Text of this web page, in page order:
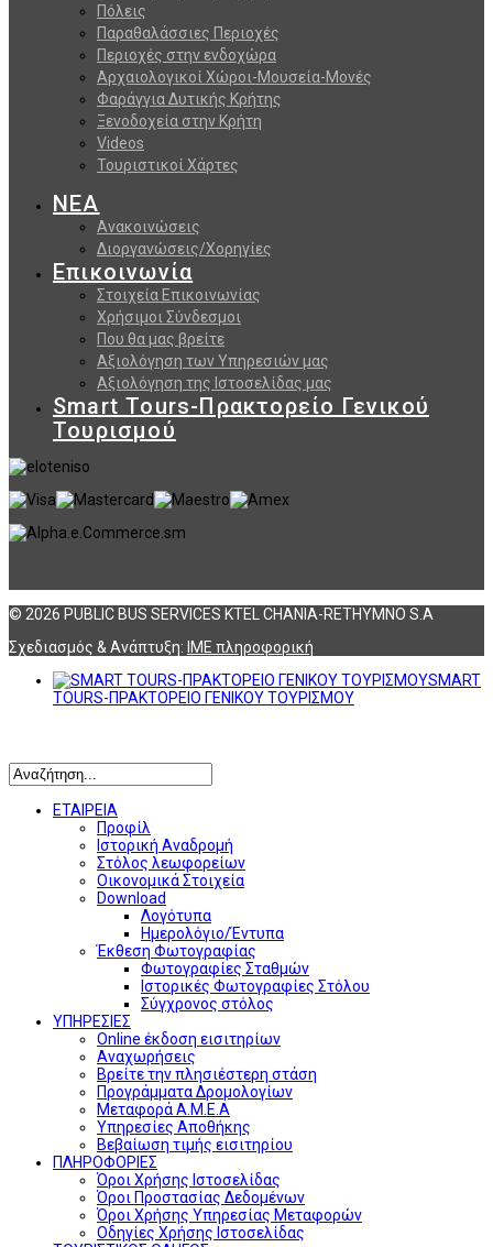
Πόλεις
Παραθαλάσσιες Περιοχές
Περιοχές στην ενδοχώρα
Αρχαιολογικοί Χώροι-Μουσεία-Μονές
Φαράγγια Δυτικής Κρήτης
Ξενοδοχεία στην Κρήτη
Videos
Τουριστικοί Χάρτες
ΝΕΑ
Ανακοινώσεις
Διοργανώσεις/Χορηγίες
Επικοινωνία
Στοιχεία Επικοινωνίας
Χρήσιμοι Σύνδεσμοι
Που θα μας βρείτε
Αξιολόγηση των Υπηρεσιών μας
Αξιολόγηση της Ιστοσελίδας μας
Smart Tours-Πρακτορείο Γενικού
Τουρισμού
© 2026 PUBLIC BUS SERVICES KTEL CHANIA-RETHYMNO S.A
Σχεδιασμός & Ανάπτυξη: ΙΜΕ πληροφορική
SMART
TOURS-ΠΡΑΚΤΟΡΕΙΟ ΓΕΝΙΚΟΥ ΤΟΥΡΙΣΜΟΥ
ΕΤΑΙΡΕΙΑ
Προφίλ
Ιστορική Αναδρομή
Στόλος λεωφορείων
Οικονομικά Στοιχεία
Download
Λογότυπα
Ημερολόγιο/Έντυπα
Έκθεση Φωτογραφίας
Φωτογραφίες Σταθμών
Ιστορικές Φωτογραφίες Στόλου
Σύγχρονος στόλος
ΥΠΗΡΕΣΙΕΣ
Online έκδοση εισιτηρίων
Αναχωρήσεις
Βρείτε την πλησιέστερη στάση
Προγράμματα Δρομολογίων
Μεταφορά Α.Μ.Ε.Α
Υπηρεσίες Αποθήκης
Βεβαίωση τιμής εισιτηρίου
ΠΛΗΡΟΦΟΡΙΕΣ
Όροι Χρήσης Ιστοσελίδας
Όροι Προστασίας Δεδομένων
Όροι Χρήσης Υπηρεσίας Μεταφορών
Οδηγίες Χρήσης Ιστοσελίδας